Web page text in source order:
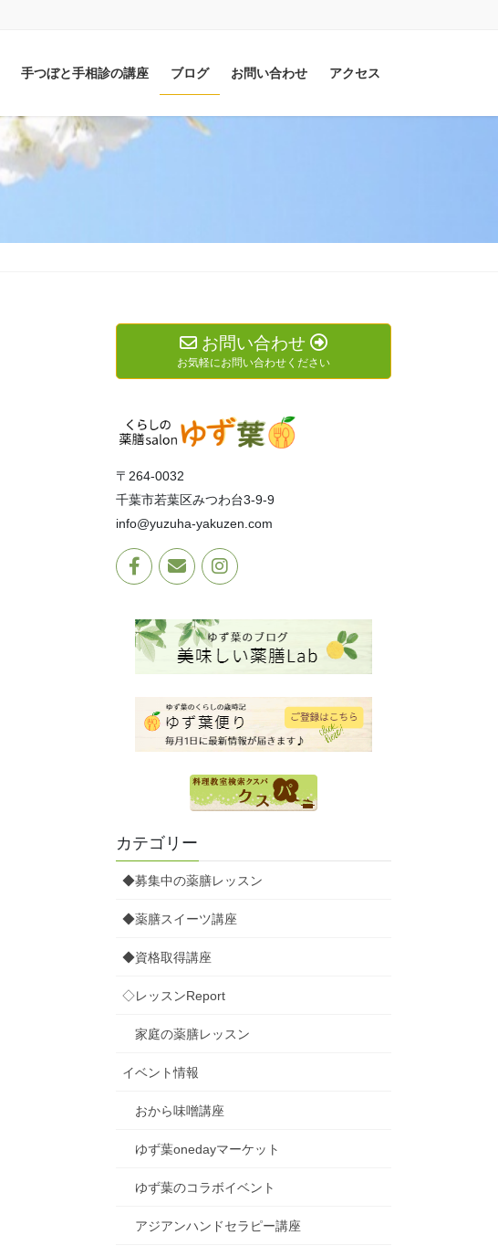
手つぼと手相診の講座 ブログ お問い合わせ アクセス
お問い合わせ
お気軽にお問い合わせください
〒264-0032
千葉市若葉区みつわ台3-9-9
info@yuzuha-yakuzen.com
カテゴリー
◆募集中の薬膳レッスン
◆薬膳スイーツ講座
◆資格取得講座
◇レッスンReport
家庭の薬膳レッスン
イベント情報
おから味噌講座
ゆず葉onedayマーケット
ゆず葉のコラボイベント
アジアンハンドセラピー講座